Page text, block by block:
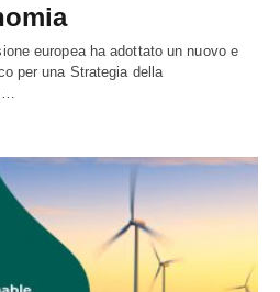
europea ha adottato un nuovo e
per una Strategia della